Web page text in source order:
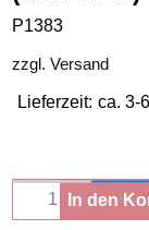
P1383
zzgl. Versand
Lieferzeit: ca. 3-
In den